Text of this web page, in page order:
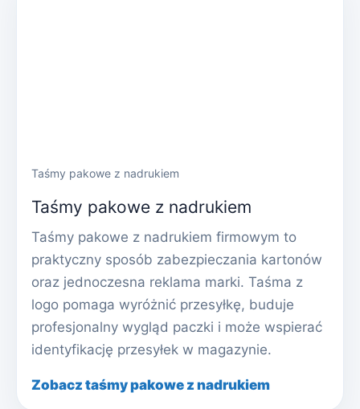
Taśmy pakowe z nadrukiem
Taśmy pakowe z nadrukiem
Taśmy pakowe z nadrukiem firmowym to
praktyczny sposób zabezpieczania kartonów
oraz jednoczesna reklama marki. Taśma z
logo pomaga wyróżnić przesyłkę, buduje
profesjonalny wygląd paczki i może wspierać
identyfikację przesyłek w magazynie.
Zobacz taśmy pakowe z nadrukiem